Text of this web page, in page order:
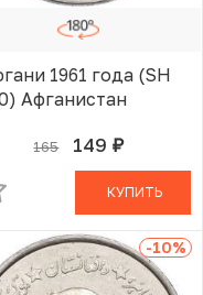
1961 года (SH
Афганистан
165 149 руб.
В КОРЗИНЕ
КУПИТЬ
-10%